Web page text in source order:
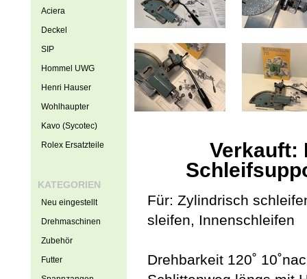
Verkauft:
Für: Zylindrisch
sleifen, Innenschleifen
Drehbarkeit 120˚
Aciera
Deckel
SIP
Hommel UWG
Henri Hauser
Wohlhaupter
Kavo (Sycotec)
Rolex Ersatzteile
KATEGORIEN
Neu eingestellt
Drehmaschinen
Zubehör
Futter